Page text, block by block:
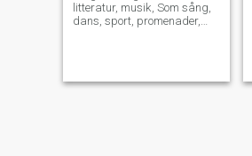
litteratur, musik, Som sång,
dans, sport, promenader,